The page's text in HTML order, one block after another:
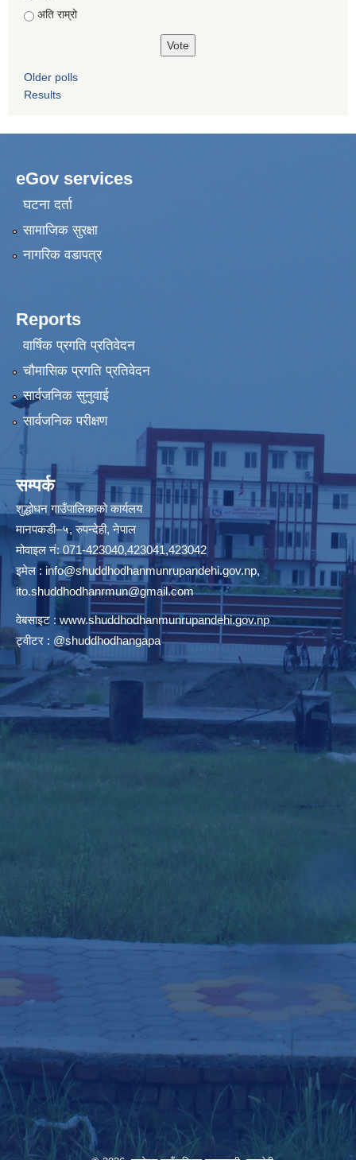
अति राम्रो
Older polls
Results
eGov services
घटना दर्ता
सामाजिक सुरक्षा
नागरिक वडापत्र
Reports
वार्षिक प्रगति प्रतिवेदन
चौमासिक प्रगति प्रतिवेदन
सार्वजनिक सुनुवाई
सार्वजनिक परीक्षण
सम्पर्क
शुद्धोधन गाउँपालिकाको कार्यलय
मानपकडी–५, रुपन्देही, नेपाल
मोवाइल नं: 071-423040,423041,423042
इमेल : info@shuddhodhanmunrupandehi.gov.np,
ito.shuddhodhanrmun@gmail.com
वेबसाइट : www.shuddhodhanmunrupandehi.gov.np
ट्वीटर : @shuddhodhangapa